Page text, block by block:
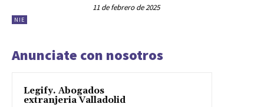
NIE
11 de febrero de 2025
Anunciate con nosotros
Legify. Abogados
extranjeria Valladolid